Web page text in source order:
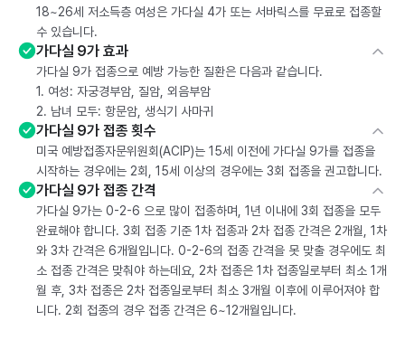
18~26세 저소득층 여성은 가다실 4가 또는 서바릭스를 무료로 접종할
수 있습니다.
가다실 9가 효과
가다실 9가 접종으로 예방 가능한 질환은 다음과 같습니다.
1. 여성: 자궁경부암, 질암, 외음부암
2. 남녀 모두: 항문암, 생식기 사마귀
가다실 9가 접종 횟수
미국 예방접종자문위원회(ACIP)는 15세 이전에 가다실 9가를 접종을
시작하는 경우에는 2회, 15세 이상의 경우에는 3회 접종을 권고합니다.
가다실 9가 접종 간격
가다실 9가는 0-2-6 으로 많이 접종하며, 1년 이내에 3회 접종을 모두
완료해야 합니다. 3회 접종 기준 1차 접종과 2차 접종 간격은 2개월, 1차
와 3차 간격은 6개월입니다. 0-2-6의 접종 간격을 못 맞출 경우에도 최
소 접종 간격은 맞춰야 하는데요, 2차 접종은 1차 접종일로부터 최소 1개
월 후, 3차 접종은 2차 접종일로부터 최소 3개월 이후에 이루어져야 합
니다. 2회 접종의 경우 접종 간격은 6~12개월입니다.